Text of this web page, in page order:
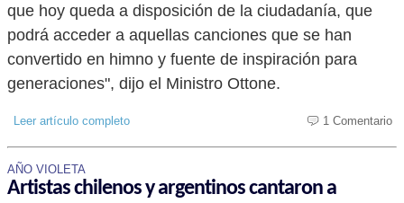
que hoy queda a disposición de la ciudadanía, que
podrá acceder a aquellas canciones que se han
convertido en himno y fuente de inspiración para
generaciones", dijo el Ministro Ottone.
Leer artículo completo 1 Comentario
AÑO VIOLETA
Artistas chilenos y argentinos cantaron a